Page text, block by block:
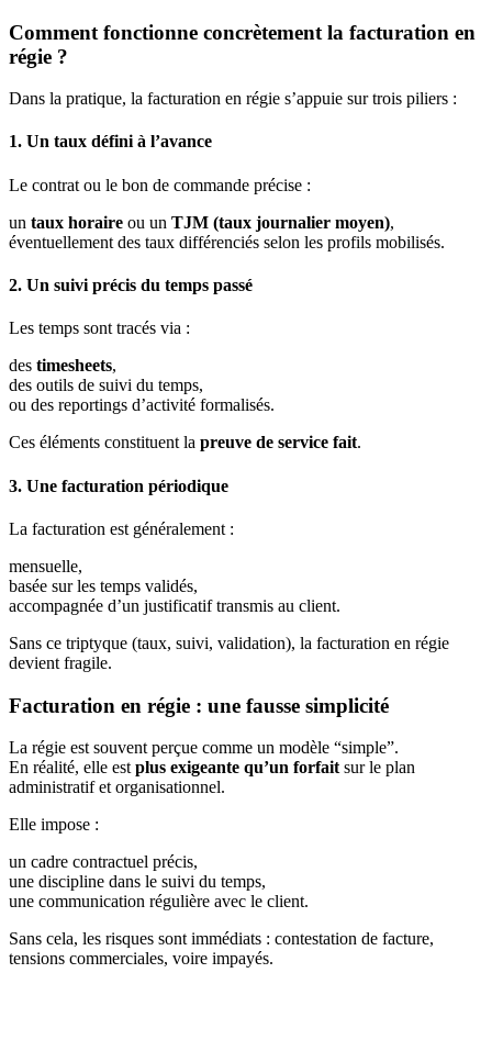
Comment fonctionne concrètement la facturation en
régie ?
Dans la pratique, la facturation en régie s’appuie sur trois piliers :
1. Un taux défini à l’avance
Le contrat ou le bon de commande précise :
un taux horaire ou un TJM (taux journalier moyen),
éventuellement des taux différenciés selon les profils mobilisés.
2. Un suivi précis du temps passé
Les temps sont tracés via :
des timesheets,
des outils de suivi du temps,
ou des reportings d’activité formalisés.
Ces éléments constituent la preuve de service fait.
3. Une facturation périodique
La facturation est généralement :
mensuelle,
basée sur les temps validés,
accompagnée d’un justificatif transmis au client.
Sans ce triptyque (taux, suivi, validation), la facturation en régie
devient fragile.
Facturation en régie : une fausse simplicité
La régie est souvent perçue comme un modèle “simple”.
En réalité, elle est plus exigeante qu’un forfait sur le plan
administratif et organisationnel.
Elle impose :
un cadre contractuel précis,
une discipline dans le suivi du temps,
une communication régulière avec le client.
Sans cela, les risques sont immédiats : contestation de facture,
tensions commerciales, voire impayés.